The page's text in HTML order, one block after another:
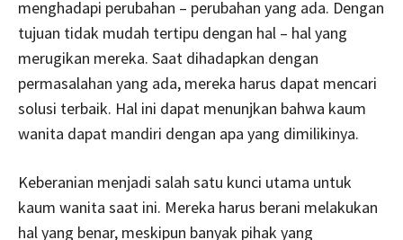
menghadapi perubahan – perubahan yang ada. Dengan
tujuan tidak mudah tertipu dengan hal – hal yang
merugikan mereka. Saat dihadapkan dengan
permasalahan yang ada, mereka harus dapat mencari
solusi terbaik. Hal ini dapat menunjkan bahwa kaum
wanita dapat mandiri dengan apa yang dimilikinya.
Keberanian menjadi salah satu kunci utama untuk
kaum wanita saat ini. Mereka harus berani melakukan
hal yang benar, meskipun banyak pihak yang